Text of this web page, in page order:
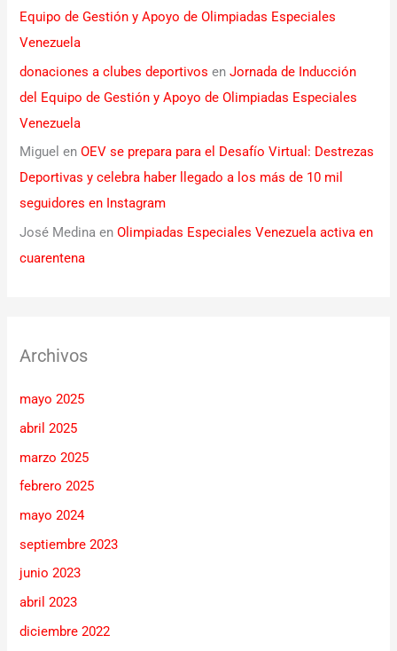
Equipo de Gestión y Apoyo de Olimpiadas Especiales
Venezuela
donaciones a clubes deportivos enJornada de Inducción
del Equipo de Gestión y Apoyo de Olimpiadas Especiales
Venezuela
Miguel enOEV se prepara para el Desafío Virtual: Destrezas
Deportivas y celebra haber llegado a los más de 10 mil
seguidores en Instagram
José Medina enOlimpiadas Especiales Venezuela activa en
cuarentena
Archivos
mayo 2025
abril 2025
marzo 2025
febrero 2025
mayo 2024
septiembre 2023
junio 2023
abril 2023
diciembre 2022